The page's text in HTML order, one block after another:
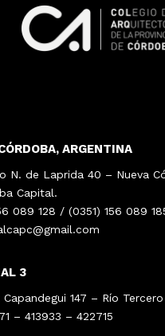
ARGENTINA
N. de Laprida 40 – Nueva
Capital.
089 128 / (0351) 156 089
3
147 – Río Tercero
– 413933 – 422715